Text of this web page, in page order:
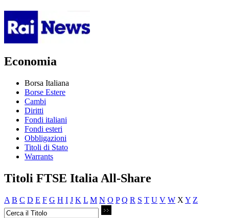
Economia
Borsa Italiana
Borse Estere
Cambi
Diritti
Fondi italiani
Fondi esteri
Obbligazioni
Titoli di Stato
Warrants
Titoli FTSE Italia All-Share
A B C D E F G H I J K L M N O P Q R S T U V W X Y Z